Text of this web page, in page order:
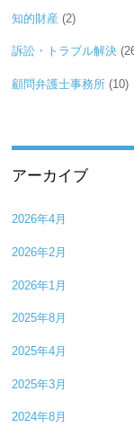
知的財産 (2)
訴訟・トラブル解決
顧問弁護士事務所 (10)
アーカイブ
2026年4月
2026年2月
2026年1月
2025年8月
2025年4月
2025年3月
2024年8月